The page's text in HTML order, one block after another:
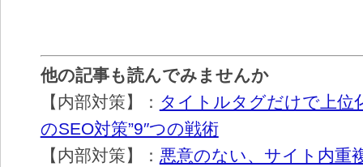
他の記事も読んでみませんか
【内部対策】： タイトルタグだけで上位
のSEO対策”9″つの戦術
【内部対策】： 悪意のない、サイト内重